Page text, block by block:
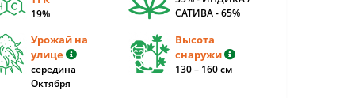
19%
САТИВА - 65%
Урожай на
улице
середина
Октября
Высота
снаружи
130 – 160 cм